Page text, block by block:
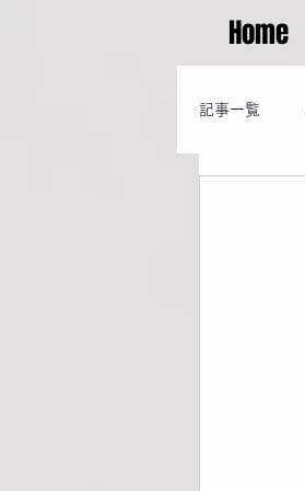
Home
記事一覧